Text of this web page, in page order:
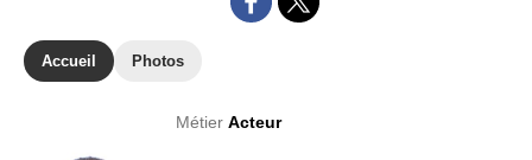
Accueil Photos
MétierActeur